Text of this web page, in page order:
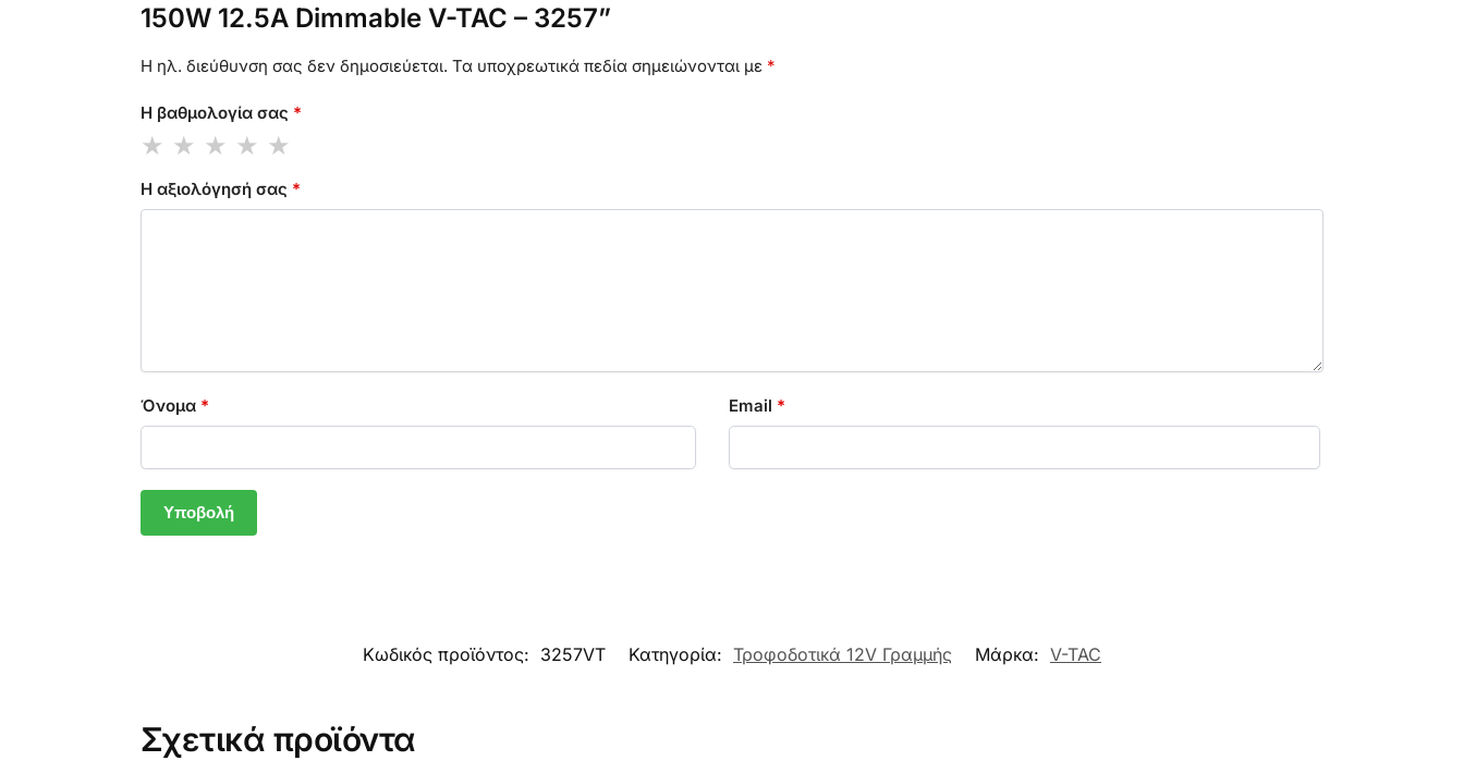
150W 12.5A Dimmable V-TAC – 3257”
Η ηλ. διεύθυνση σας δεν δημοσιεύεται. Τα υποχρεωτικά πεδία σημειώνονται με *
Η βαθμολογία σας *
Η αξιολόγησή σας *
Όνομα * Email *
Κωδικός προϊόντος: 3257VT Κατηγορία: Τροφοδοτικά 12V Γραμμής Μάρκα: V-TAC
Σχετικά προϊόντα